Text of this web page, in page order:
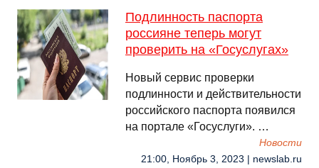
Подлинность паспорта
россияне теперь могут
проверить на «Госуслугах»
Новый сервис проверки
подлинности и действительности
российского паспорта появился
на портале «Госуслуги». …
Новости
21:00, Ноябрь 3, 2023 | newslab.ru